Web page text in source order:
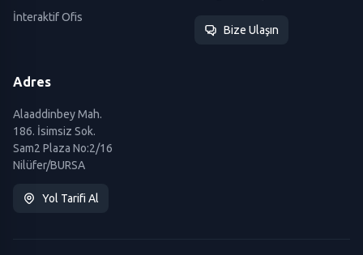
İnteraktif Ofis
Bize Ulaşın
Adres
Alaaddinbey Mah.
186. İsimsiz Sok.
Sam2 Plaza No:2/16
Nilüfer/BURSA
Yol Tarifi Al